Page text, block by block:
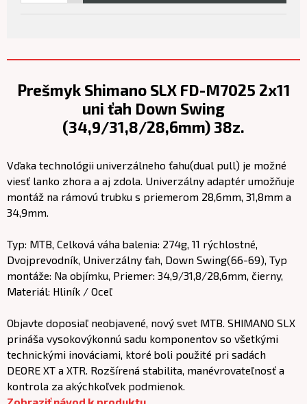
Prešmyk Shimano SLX FD-M7025 2x11
uni ťah Down Swing
(34,9/31,8/28,6mm) 38z.
Vďaka technológii univerzálneho ťahu(dual pull) je možné
viesť lanko zhora a aj zdola. Univerzálny adaptér umožňuje
montáž na rámovú trubku s priemerom 28,6mm, 31,8mm a
34,9mm.
Typ: MTB, Celková váha balenia: 274g, 11 rýchlostné,
Dvojprevodník, Univerzálny ťah, Down Swing(66-69), Typ
montáže: Na objímku, Priemer: 34,9/31,8/28,6mm, čierny,
Materiál: Hliník / Oceľ
Objavte doposiaľ neobjavené, nový svet MTB. SHIMANO SLX
prináša vysokovýkonnú sadu komponentov so všetkými
technickými inováciami, ktoré boli použité pri sadách
DEORE XT a XTR. Rozšírená stabilita, manévrovateľnosť a
kontrola za akýchkoľvek podmienok.